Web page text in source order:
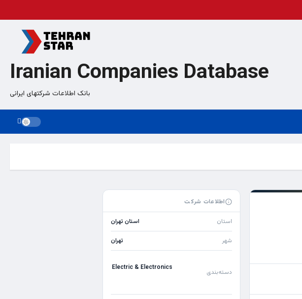
Iranian Companies Database
بانک اطلاعات شرکتهای ایرانی
اطلاعات شرکت
استان استان تهران
شهر تهران
دسته‌بندی
Electric & Electronics